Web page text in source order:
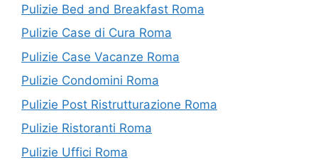
Pulizie Bed and Breakfast Roma
Pulizie Case di Cura Roma
Pulizie Case Vacanze Roma
Pulizie Condomini Roma
Pulizie Post Ristrutturazione Roma
Pulizie Ristoranti Roma
Pulizie Uffici Roma